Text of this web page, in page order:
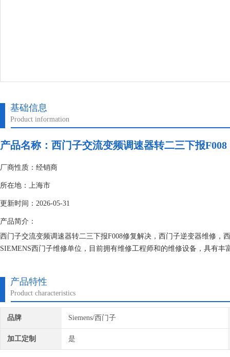
基础信息
Product information
产品名称： 西门子交流变频调速器转二三下报F008
厂商性质：经销商
所在地：上海市
更新时间：2026-05-31
产品简介：
西门子交流变频调速器转二三下报F008修复解决，西门子逆变器维修
SIEMENS西门子维修单位，目前拥有维修工程师和的维修设备，具有
产品特性
Product characteristics
品牌 Siemens/西门子
加工定制 是